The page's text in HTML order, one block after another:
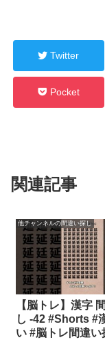
Twitter
Pocket
関連記事
他チャンネルの間違い探し
【脳トレ】漢字
し -42 #Shorts #
い #脳トレ間違い